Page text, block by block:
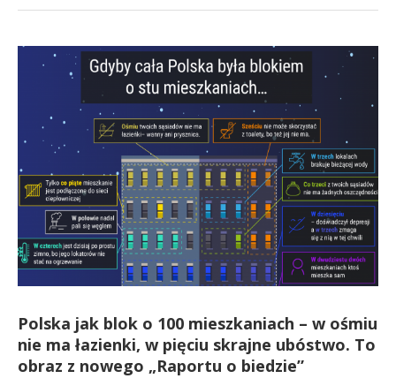
Polska jak blok o 100 mieszkaniach – w ośmiu
nie ma łazienki, w pięciu skrajne ubóstwo. To
obraz z nowego „Raportu o biedzie”